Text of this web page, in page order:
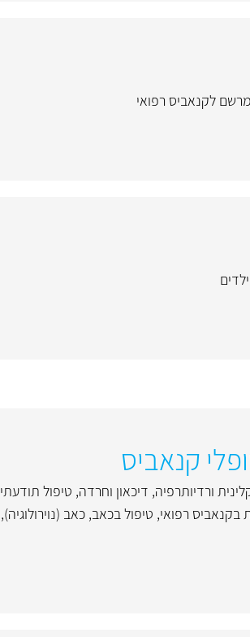
לקנאביס רפואי
ילדים
ורדיותרפיה, דיכאון וחרדה, טיפול תודעתי
בקנאביס רפואי, טיפול בכאב, כאב (נוירולוגיה),